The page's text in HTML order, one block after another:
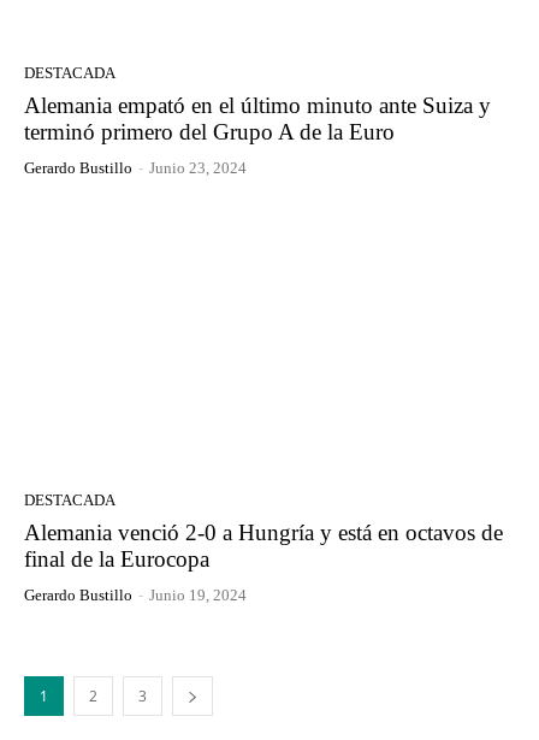
DESTACADA
Alemania empató en el último minuto ante Suiza y
terminó primero del Grupo A de la Euro
Gerardo Bustillo - Junio 23, 2024
DESTACADA
Alemania venció 2-0 a Hungría y está en octavos de
final de la Eurocopa
Gerardo Bustillo - Junio 19, 2024
1 2 3